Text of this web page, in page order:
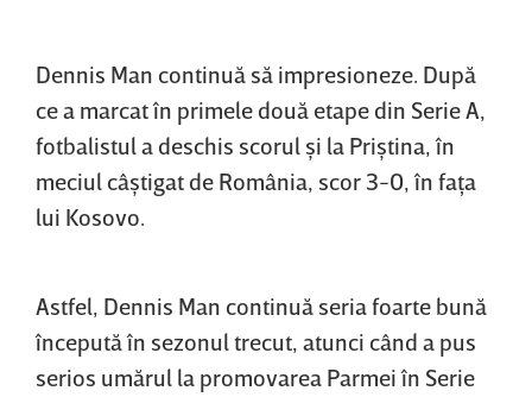
Dennis Man continuă să impresioneze. După
ce a marcat în primele două etape din Serie A,
fotbalistul a deschis scorul şi la Priştina, în
meciul câştigat de România, scor 3-0, în faţa
lui Kosovo.
Astfel, Dennis Man continuă seria foarte bună
începută în sezonul trecut, atunci când a pus
serios umărul la promovarea Parmei în Serie